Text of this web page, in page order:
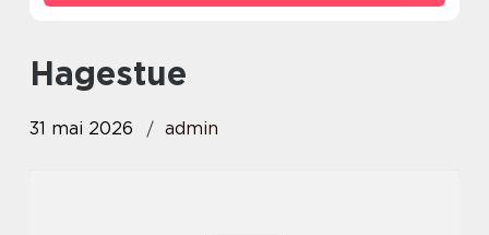
hagestue
31 mai 2026 admin